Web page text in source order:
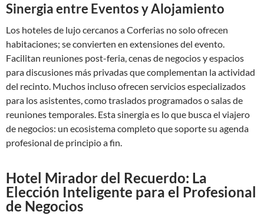
Sinergia entre Eventos y Alojamiento
Los hoteles de lujo cercanos a Corferias no solo ofrecen
habitaciones; se convierten en extensiones del evento.
Facilitan reuniones post-feria, cenas de negocios y espacios
para discusiones más privadas que complementan la actividad
del recinto. Muchos incluso ofrecen servicios especializados
para los asistentes, como traslados programados o salas de
reuniones temporales. Esta sinergia es lo que busca el viajero
de negocios: un ecosistema completo que soporte su agenda
profesional de principio a fin.
Hotel Mirador del Recuerdo: La
Elección Inteligente para el Profesional
de Negocios